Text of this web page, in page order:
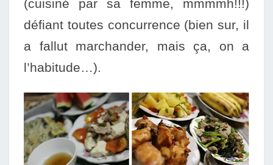
(cuisiné par sa femme, mmmmh!!!)
défiant toutes concurrence (bien sur, il
a fallut marchander, mais ça, on a
l’habitude…).